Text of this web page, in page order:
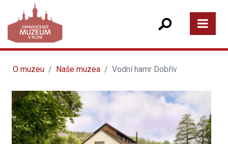
O muzeu Naše muzea Vodní hamr Dobřív